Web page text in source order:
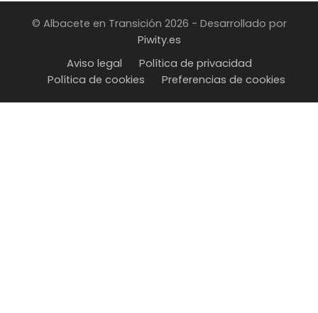
© Albacete en Transición 2026 - Desarrollado por
Piwity.es
Aviso legal
Política de privacidad
Política de cookies
Preferencias de cookies